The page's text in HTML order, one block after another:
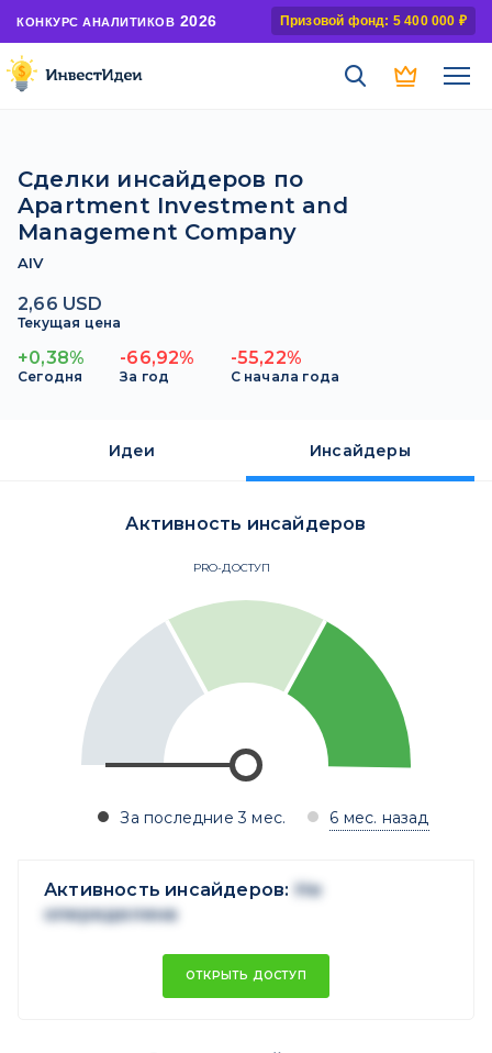
КОНКУРС АНАЛИТИКОВ 2026 Призовой фонд: 5 400 000 ₽
Сделки инсайдеров по
Apartment Investment and
Management Company
AIV
2,66 USD
Текущая цена
+0,38%
Сегодня
-66,92%
За год
-55,22%
С начала года
Идеи Инсайдеры
Активность инсайдеров
PRO-ДОСТУП
За последние 3 мес. 6 мес. назад
Активность инсайдеров: Не
опеределена
ОТКРЫТЬ ДОСТУП